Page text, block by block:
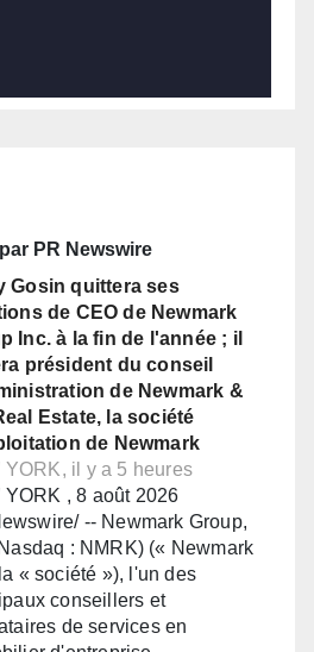
PR Newswire
Gosin quittera ses
de CEO de Newmark
Inc. à la fin de l'année ; il
président du conseil
de Newmark &
Estate, la société
de Newmark
YORK, il y a 5 heures
YORK , 8 août 2026
-- Newmark Group,
: NMRK) (« Newmark
« société »), l'un des
conseillers et
de services en